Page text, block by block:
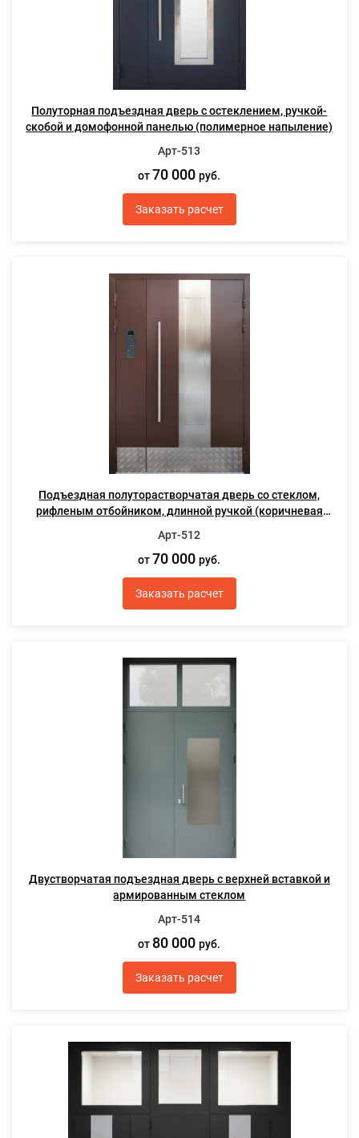
Полуторная подъездная дверь с остеклением, ручкой-
скобой и домофонной панелью (полимерное напыление)
Арт-513
от 70 000руб.
Заказать расчет
Подъездная полуторастворчатая дверь со стеклом,
рифленым отбойником, длинной ручкой (коричневая
Арт-512
от 70 000руб.
Заказать расчет
Двустворчатая подъездная дверь с верхней вставкой и
армированным стеклом
Арт-514
от 80 000руб.
Заказать расчет